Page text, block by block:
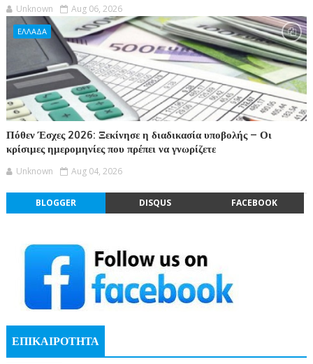
Unknown Aug 06, 2026
ΕΛΛΑΔΑ
Πόθεν Έσχες 2026: Ξεκίνησε η διαδικασία υποβολής – Οι
κρίσιμες ημερομηνίες που πρέπει να γνωρίζετε
Unknown Aug 04, 2026
BLOGGER DISQUS FACEBOOK
ΕΠΙΚΑΙΡΟΤΗΤΑ